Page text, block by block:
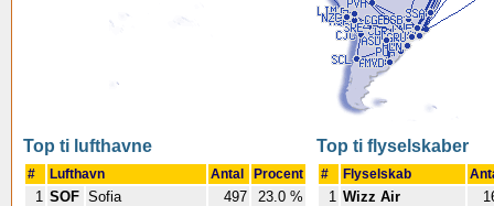
Top ti lufthavne
# Lufthavn Antal Procent
1 SOF Sofia 497
23.0 %
Top ti flyselskaber
# Flyselskab
1 Wizz Air